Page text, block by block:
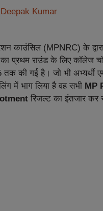
Deepak Kumar
काउंसिल (MPNRC) के
का प्रथम राउंड के लिए कॉलेज
की गई है। जो भी अभ्यर्थी
में भाग लिया है वह सभी MP
रिजल्ट का इंतजार कर